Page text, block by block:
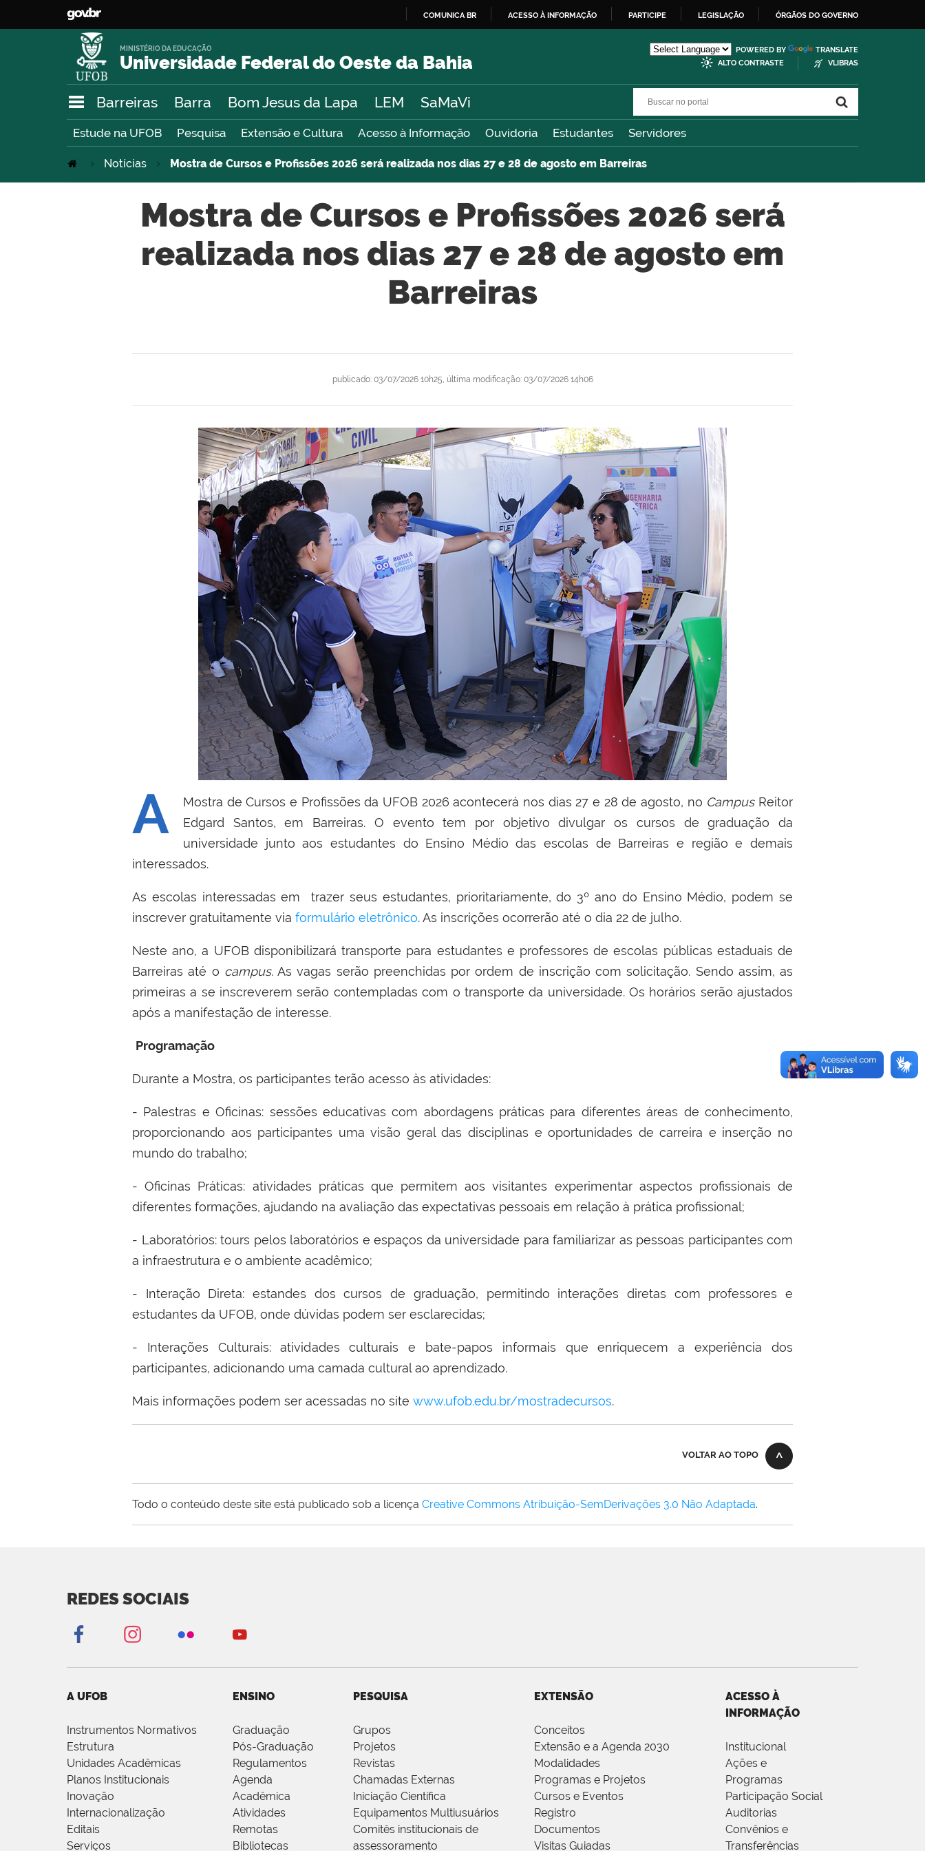
O
COMUNICA BR ACESSO À INFORMAÇÃO PARTICIPE LEGISLAÇÃO ÓRGÃOS DO GOVERNO
Universidade Federal do Oeste da Bahia
MINISTÉRIO DA EDUCAÇÃO POWERED BY
TRANSLATE
ALTO CONTRASTE
VLIBRAS
Barreiras Barra Bom Jesus da Lapa LEM SaMaVi
Estude na UFOB Pesquisa Extensão e Cultura Acesso à Informação Ouvidoria Estudantes Servidores
Notícias Mostra de Cursos e Profissões 2026 será realizada nos dias 27 e 28 de agosto em Barreiras
Mostra de Cursos e Profissões 2026 será
realizada nos dias 27 e 28 de agosto em
Barreiras
publicado: 03/07/2026 10h25, última modificação: 03/07/2026 14h06
A Mostra de Cursos e Profissões da UFOB 2026 acontecerá nos dias 27 e 28 de agosto, no CampusReitor
Edgard Santos, em Barreiras. O evento tem por objetivo divulgar os cursos de graduação da
universidade junto aos estudantes do Ensino Médio das escolas de Barreiras e região e demais
interessados.
As escolas interessadas em trazer seus estudantes, prioritariamente, do 3º ano do Ensino Médio, podem se
inscrever gratuitamente via formulário eletrônico. As inscrições ocorrerão até o dia 22 de julho.
Neste ano, a UFOB disponibilizará transporte para estudantes e professores de escolas públicas estaduais de
Barreiras até o campus. As vagas serão preenchidas por ordem de inscrição com solicitação. Sendo assim, as
primeiras a se inscreverem serão contempladas com o transporte da universidade. Os horários serão ajustados
após a manifestação de interesse.
Programação
Durante a Mostra, os participantes terão acesso às atividades:
- Palestras e Oficinas: sessões educativas com abordagens práticas para diferentes áreas de conhecimento,
proporcionando aos participantes uma visão geral das disciplinas e oportunidades de carreira e inserção no
mundo do trabalho;
- Oficinas Práticas: atividades práticas que permitem aos visitantes experimentar aspectos profissionais de
diferentes formações, ajudando na avaliação das expectativas pessoais em relação à prática profissional;
- Laboratórios: tours pelos laboratórios e espaços da universidade para familiarizar as pessoas participantes com
a infraestrutura e o ambiente acadêmico;
- Interação Direta: estandes dos cursos de graduação, permitindo interações diretas com professores e
estudantes da UFOB, onde dúvidas podem ser esclarecidas;
- Interações Culturais: atividades culturais e bate-papos informais que enriquecem a experiência dos
participantes, adicionando uma camada cultural ao aprendizado.
Mais informações podem ser acessadas no site www.ufob.edu.br/mostradecursos.
VOLTAR AO TOPO
Todo o conteúdo deste site está publicado sob a licença Creative Commons Atribuição-SemDerivações 3.0 Não Adaptada.
REDES SOCIAIS
A UFOB
Instrumentos Normativos
Estrutura
Unidades Acadêmicas
Planos Institucionais
Inovação
Internacionalização
Editais
Serviços
ENSINO
Graduação
Pós-Graduação
Regulamentos
Agenda
Acadêmica
Atividades
Remotas
Bibliotecas
PESQUISA
Grupos
Projetos
Revistas
Chamadas Externas
Iniciação Científica
Equipamentos Multiusuários
Comitês institucionais de
assessoramento
EXTENSÃO
Conceitos
Extensão e a Agenda 2030
Modalidades
Programas e Projetos
Cursos e Eventos
Registro
Documentos
Visitas Guiadas
ACESSO À
INFORMAÇÃO
Institucional
Ações e
Programas
Participação Social
Auditorias
Convênios e
Transferências